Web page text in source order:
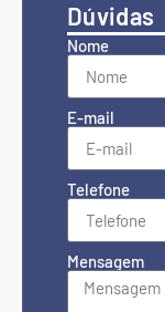
Dúvidas
Nome
E-mail
Telefone
Mensagem